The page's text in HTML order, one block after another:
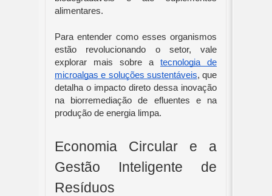
alimentares.
Para entender como esses organismos
estão revolucionando o setor, vale
explorar mais sobre a
tecnologia de
microalgas e soluções sustentáveis, que
detalha o impacto direto dessa inovação
na biorremediação de efluentes e na
produção de energia limpa.
Economia Circular e a
Gestão Inteligente de
Resíduos